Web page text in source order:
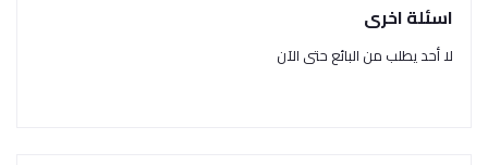
اسئلة اخرى
لا أحد يطلب من البائع حتى الآن